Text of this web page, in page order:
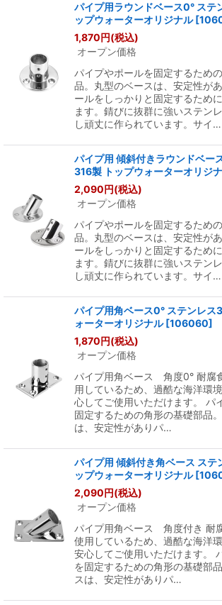
パイプ用ラウンドベース0° ステ
ップウォーターオリジナル [
1,870円(税込)
オープン価格
パイプやポールを固定するため
品。丸型のベースは、安定性が
ールをしっかりと固定するため
ます。錆びに抜群に強いステン
し頑丈に作られています。サイ…
パイプ用 傾斜付きラウンドベー
316製 トップウォーターオリジ
2,090円(税込)
オープン価格
パイプやポールを固定するため
品。丸型のベースは、安定性が
ールをしっかりと固定するため
ます。錆びに抜群に強いステン
し頑丈に作られています。サイ…
パイプ用角ベース0° ステンレス
ォーターオリジナル [106060]
1,870円(税込)
オープン価格
パイプ用角ベース 角度0° 耐腐
用しているため、過酷な海洋環
心してご使用いただけます。 パ
固定するための角形の基礎部品
は、安定性がありパ…
パイプ用 傾斜付き角ベース ステ
ップウォーターオリジナル [
2,090円(税込)
オープン価格
パイプ用角ベース 角度付き 耐
使用しているため、過酷な海洋
安心してご使用いただけます。
を固定するための角形の基礎部
スは、安定性がありパ…